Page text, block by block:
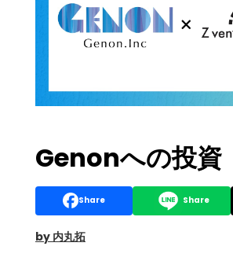
Genonへの投資
Share Share
by 内丸拓